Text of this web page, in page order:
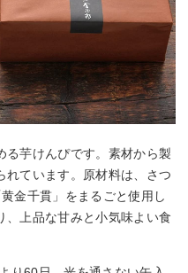
る芋けんぴです。素材から製
れています。原材料は、さつ
金千貫」をまるごと使用し
、上品な甘みと小気味よい食